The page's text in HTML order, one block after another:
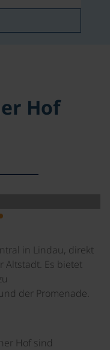
Hof
in Lindau, direkt
Altstadt. Es bietet
der Promenade.
Hof sind